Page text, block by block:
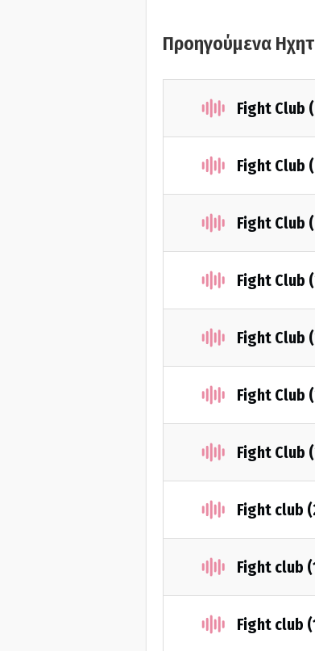
Προηγούμενα
Fight Club
Fight Club
Fight Club
Fight Club
Fight Club
Fight Club
Fight Club
Fight club
Fight club
Fight club